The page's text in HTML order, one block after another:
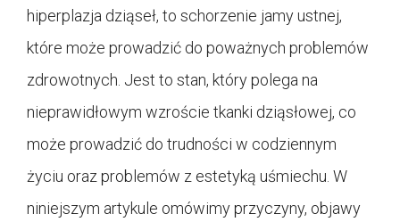
hiperplazja dziąseł, to schorzenie jamy ustnej,
które może prowadzić do poważnych problemów
zdrowotnych. Jest to stan, który polega na
nieprawidłowym wzroście tkanki dziąsłowej, co
może prowadzić do trudności w codziennym
życiu oraz problemów z estetyką uśmiechu. W
niniejszym artykule omówimy przyczyny, objawy